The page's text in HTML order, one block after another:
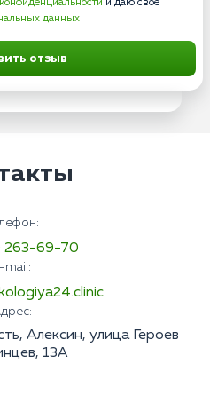
и даю свое
данных
отзыв
263-69-70
mail:
Алексин, улица Героев
13А